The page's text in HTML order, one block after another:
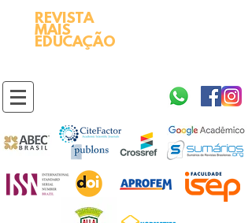
REVISTA
MAIS
EDUCAÇÃO